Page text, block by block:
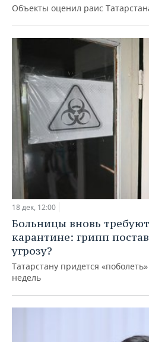
Объекты оценил раис
18 дек, 12:00
Больницы вновь
карантине: грипп
угрозу?
Татарстану придется
недель